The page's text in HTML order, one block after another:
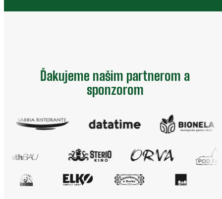
Ďakujeme našim partnerom a
sponzorom